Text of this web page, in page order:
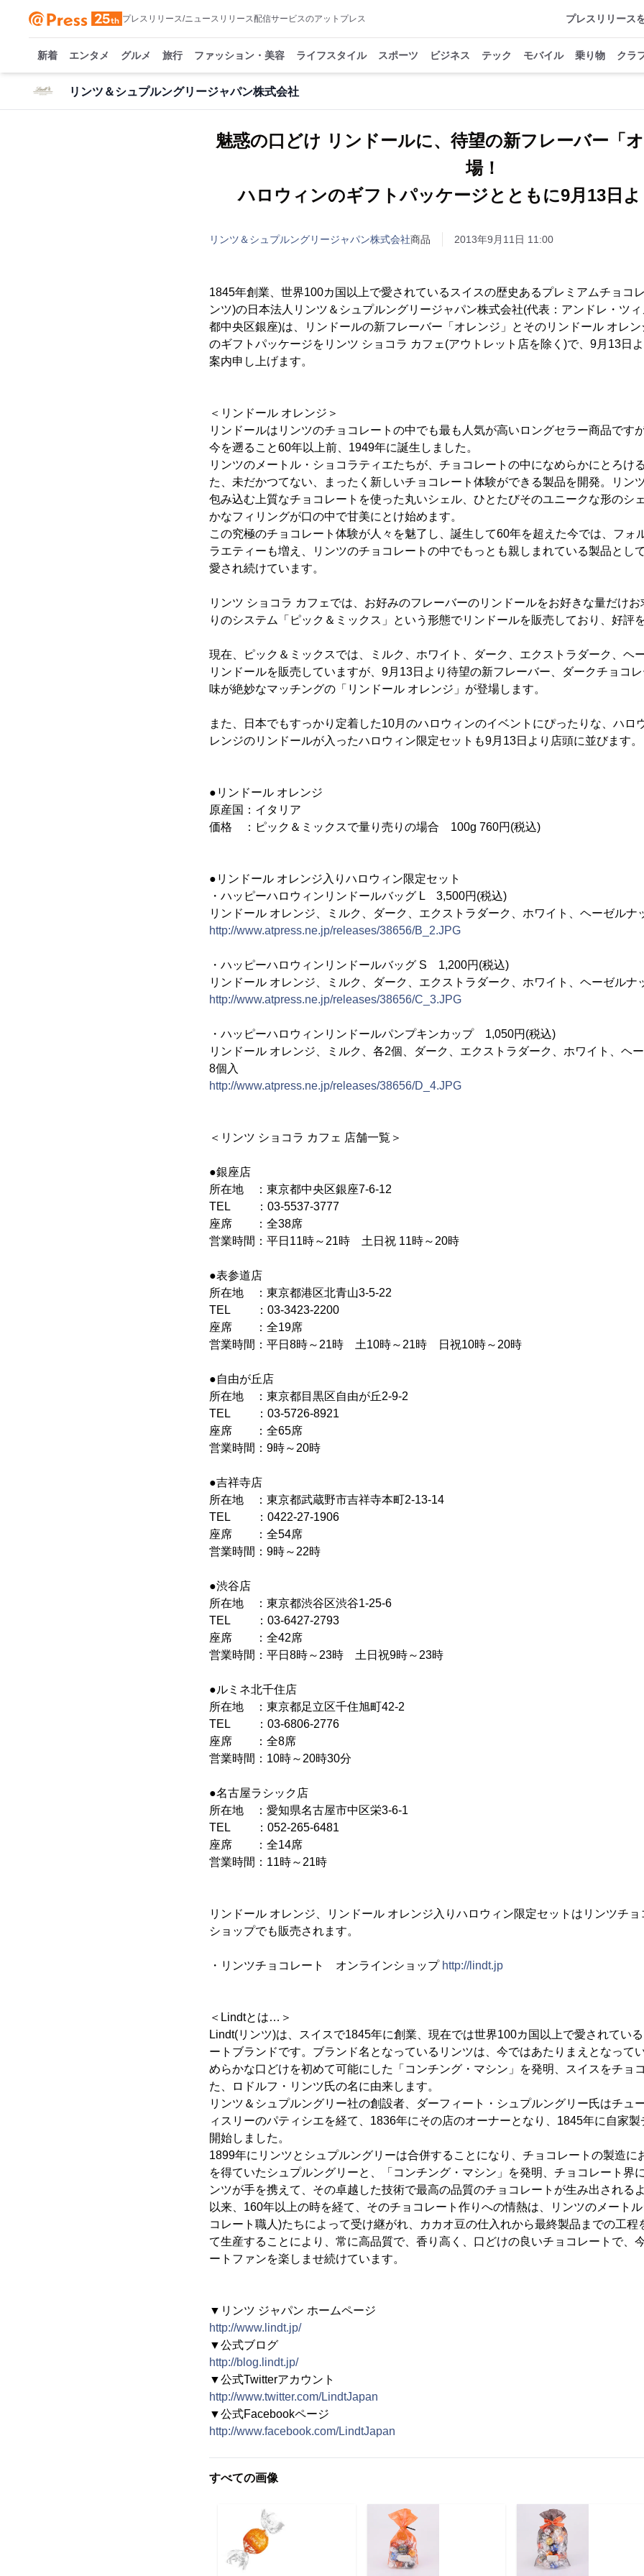
プレスリリース/ニュースリリース配信サービスのアットプレス プレスリリース
新着 エンタメ グルメ 旅行 ファッション・美容 ライフスタイル スポーツ ビジネス テック モバイル 乗り物 クラ
リンツ＆シュプルングリージャパン株式会社
魅惑の口どけ リンドールに、待望の新フレーバー「
場！
ハロウィンのギフトパッケージとともに9月13日
リンツ＆シュプルングリージャパン株式会社商品 2013年9月11日 11:00
1845年創業、世界100カ国以上で愛されているスイスの歴史あるプレミアムチョコ
ンツ)の日本法人リンツ＆シュプルングリージャパン株式会社(代表：アンドレ・ツ
都中央区銀座)は、リンドールの新フレーバー「オレンジ」とそのリンドール オレ
のギフトパッケージをリンツ ショコラ カフェ(アウトレット店を除く)で、9月13日
案内申し上げます。
＜リンドール オレンジ＞
リンドールはリンツのチョコレートの中でも最も人気が高いロングセラー商品です
今を遡ること60年以上前、1949年に誕生しました。
リンツのメートル・ショコラティエたちが、チョコレートの中になめらかにとろけ
た、未だかつてない、まったく新しいチョコレート体験ができる製品を開発。リン
包み込む上質なチョコレートを使った丸いシェル、ひとたびそのユニークな形のシ
かなフィリングが口の中で甘美にとけ始めます。
この究極のチョコレート体験が人々を魅了し、誕生して60年を超えた今では、フォ
ラエティーも増え、リンツのチョコレートの中でもっとも親しまれている製品とし
愛され続けています。
リンツ ショコラ カフェでは、お好みのフレーバーのリンドールをお好きな量だけ
りのシステム「ピック＆ミックス」という形態でリンドールを販売しており、好評
現在、ピック＆ミックスでは、ミルク、ホワイト、ダーク、エクストラダーク、ヘ
リンドールを販売していますが、9月13日より待望の新フレーバー、ダークチョコ
味が絶妙なマッチングの「リンドール オレンジ」が登場します。
また、日本でもすっかり定着した10月のハロウィンのイベントにぴったりな、ハロ
レンジのリンドールが入ったハロウィン限定セットも9月13日より店頭に並びます。
●リンドール オレンジ
原産国：イタリア
価格 ：ピック＆ミックスで量り売りの場合 100g 760円(税込)
●リンドール オレンジ入りハロウィン限定セット
・ハッピーハロウィンリンドールバッグ L 3,500円(税込)
リンドール オレンジ、ミルク、ダーク、エクストラダーク、ホワイト、ヘーゼルナ
http://www.atpress.ne.jp/releases/38656/B_2.JPG
・ハッピーハロウィンリンドールバッグ S 1,200円(税込)
リンドール オレンジ、ミルク、ダーク、エクストラダーク、ホワイト、ヘーゼルナ
http://www.atpress.ne.jp/releases/38656/C_3.JPG
・ハッピーハロウィンリンドールパンプキンカップ 1,050円(税込)
リンドール オレンジ、ミルク、各2個、ダーク、エクストラダーク、ホワイト、ヘ
8個入
http://www.atpress.ne.jp/releases/38656/D_4.JPG
＜リンツ ショコラ カフェ 店舗一覧＞
●銀座店
所在地 ：東京都中央区銀座7-6-12
TEL ：03-5537-3777
座席 ：全38席
営業時間：平日11時～21時 土日祝 11時～20時
●表参道店
所在地 ：東京都港区北青山3-5-22
TEL ：03-3423-2200
座席 ：全19席
営業時間：平日8時～21時 土10時～21時 日祝10時～20時
●自由が丘店
所在地 ：東京都目黒区自由が丘2-9-2
TEL ：03-5726-8921
座席 ：全65席
営業時間：9時～20時
●吉祥寺店
所在地 ：東京都武蔵野市吉祥寺本町2-13-14
TEL ：0422-27-1906
座席 ：全54席
営業時間：9時～22時
●渋谷店
所在地 ：東京都渋谷区渋谷1-25-6
TEL ：03-6427-2793
座席 ：全42席
営業時間：平日8時～23時 土日祝9時～23時
●ルミネ北千住店
所在地 ：東京都足立区千住旭町42-2
TEL ：03-6806-2776
座席 ：全8席
営業時間：10時～20時30分
●名古屋ラシック店
所在地 ：愛知県名古屋市中区栄3-6-1
TEL ：052-265-6481
座席 ：全14席
営業時間：11時～21時
リンドール オレンジ、リンドール オレンジ入りハロウィン限定セットはリンツチ
ショップでも販売されます。
・リンツチョコレート オンラインショップ http://lindt.jp
＜Lindtとは…＞
Lindt(リンツ)は、スイスで1845年に創業、現在では世界100カ国以上で愛されてい
ートブランドです。ブランド名となっているリンツは、今ではあたりまえとなって
めらかな口どけを初めて可能にした「コンチング・マシン」を発明、スイスをチョ
た、ロドルフ・リンツ氏の名に由来します。
リンツ＆シュプルングリー社の創設者、ダーフィート・シュプルングリー氏はチュ
ィスリーのパティシエを経て、1836年にその店のオーナーとなり、1845年に自家
開始しました。
1899年にリンツとシュプルングリーは合併することになり、チョコレートの製造に
を得ていたシュプルングリーと、「コンチング・マシン」を発明、チョコレート界
ンツが手を携えて、その卓越した技術で最高の品質のチョコレートが生み出される
以来、160年以上の時を経て、そのチョコレート作りへの情熱は、リンツのメート
コレート職人)たちによって受け継がれ、カカオ豆の仕入れから最終製品までの工程
て生産することにより、常に高品質で、香り高く、口どけの良いチョコレートで、
ートファンを楽しませ続けています。
▼リンツ ジャパン ホームページ
http://www.lindt.jp/
▼公式ブログ
http://blog.lindt.jp/
▼公式Twitterアカウント
http://www.twitter.com/LindtJapan
▼公式Facebookページ
http://www.facebook.com/LindtJapan
すべての画像